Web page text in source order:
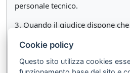
personale tecnico.
3. Quando il giudice dispone
dall'articolo 140 comma 2 sono
3-bis. La trascrizione della
Cookie policy
Questo sito utilizza cookies